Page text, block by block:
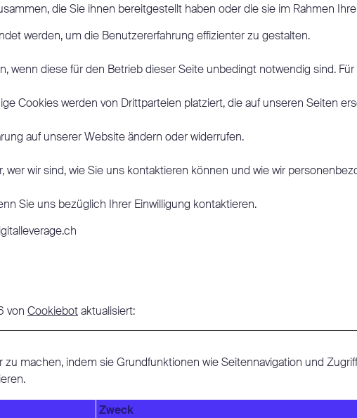
die Sie ihnen bereitgestellt haben oder die sie im Rahmen
werden, um die Benutzererfahrung effizienter zu gestalten.
wenn diese für den Betrieb dieser Seite unbedingt notwendig sind.
Cookies werden von Drittparteien platziert, die auf unseren Seiten
auf unserer Website ändern oder widerrufen.
wir sind, wie Sie uns kontaktieren können und wie wir
Sie uns bezüglich Ihrer Einwilligung kontaktieren.
von Cookiebot aktualisiert:
machen, indem sie Grundfunktionen wie Seitennavigation und
Zweck